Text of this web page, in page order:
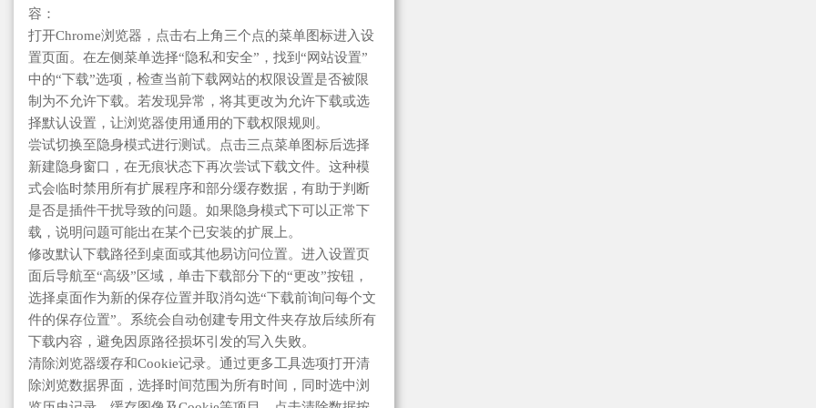
容：
打开Chrome浏览器，点击右上角三个点的菜单图标进入设
置页面。在左侧菜单选择“隐私和安全”，找到“网站设置”
中的“下载”选项，检查当前下载网站的权限设置是否被限
制为不允许下载。若发现异常，将其更改为允许下载或选
择默认设置，让浏览器使用通用的下载权限规则。
尝试切换至隐身模式进行测试。点击三点菜单图标后选择
新建隐身窗口，在无痕状态下再次尝试下载文件。这种模
式会临时禁用所有扩展程序和部分缓存数据，有助于判断
是否是插件干扰导致的问题。如果隐身模式下可以正常下
载，说明问题可能出在某个已安装的扩展上。
修改默认下载路径到桌面或其他易访问位置。进入设置页
面后导航至“高级”区域，单击下载部分下的“更改”按钮，
选择桌面作为新的保存位置并取消勾选“下载前询问每个文
件的保存位置”。系统会自动创建专用文件夹存放后续所有
下载内容，避免因原路径损坏引发的写入失败。
清除浏览器缓存和Cookie记录。通过更多工具选项打开清
除浏览数据界面，选择时间范围为所有时间，同时选中浏